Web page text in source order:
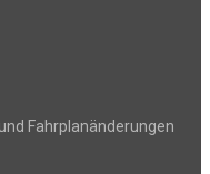
Fahrplanänderungen